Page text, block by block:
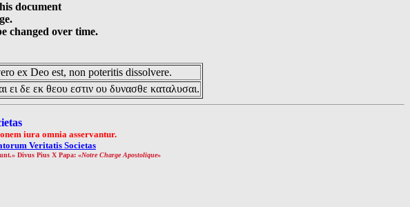
document
changed over time.
ex Deo est, non poteritis dissolvere.
δε εκ θεου εστιν ου δυνασθε καταλυσαι.
iura omnia asservantur.
Veritatis Societas
Divus Pius X Papa: «Notre Charge Apostolique»